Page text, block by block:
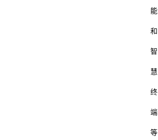
能
和
智
慧
终
端
等